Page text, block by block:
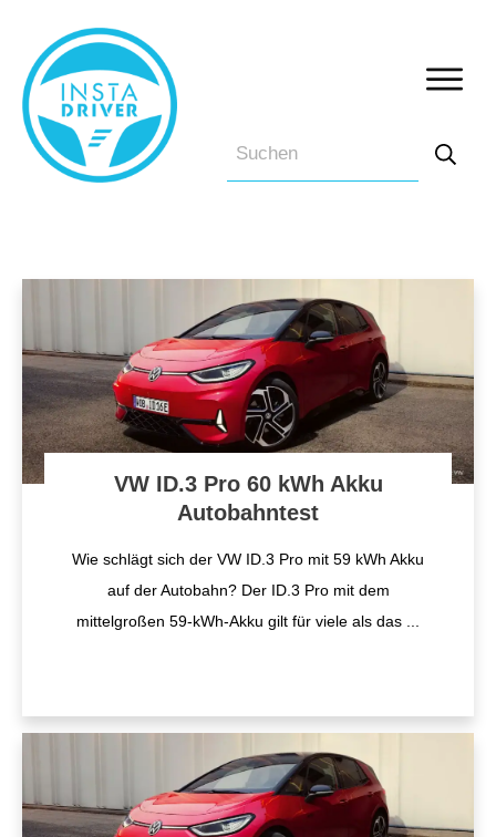
VW ID.3 Pro 60 kWh Akku
Autobahntest
Wie schlägt sich der VW ID.3 Pro mit 59 kWh Akku
auf der Autobahn? Der ID.3 Pro mit dem
mittelgroßen 59-kWh-Akku gilt für viele als das